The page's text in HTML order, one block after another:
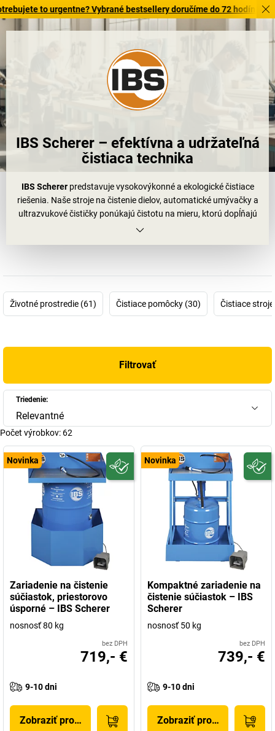
to urgentne? Vybrané bestsellery doručíme do 72 hodín. Objavte
IBS Scherer – efektívna a udržateľná
čistiaca technika
IBS Schererpredstavuje vysokovýkonné a ekologické čistiace
riešenia. Naše stroje na čistenie dielov, automatické umývačky a
ultrazvukové čističky ponúkajú čistotu na mieru, ktorú dopĺňajú
špeciálne čistiace prostriedky, inovatívne koncepcie recyklácie a
spoľahlivý partner pre priemysel a dielne v celej Európe sa
zasadzujeme za bezpečné, udržateľné a výkonné čistenie.
Životné prostredie (61) Čistiace pomôcky (30) Čistiace
Filtrovať
Triedenie:
Relevantné
Počet výrobkov: 62
Novinka
Zariadenie na čistenie
súčiastok, priestorovo
úsporné – IBS Scherer
nosnosť 80 kg
bez DPH
719,- €
9-10 dni
Zobraziť produkt
Novinka
Kompaktné zariadenie na
čistenie súčiastok – IBS
Scherer
nosnosť 50 kg
bez DPH
739,- €
9-10 dni
Zobraziť produkt